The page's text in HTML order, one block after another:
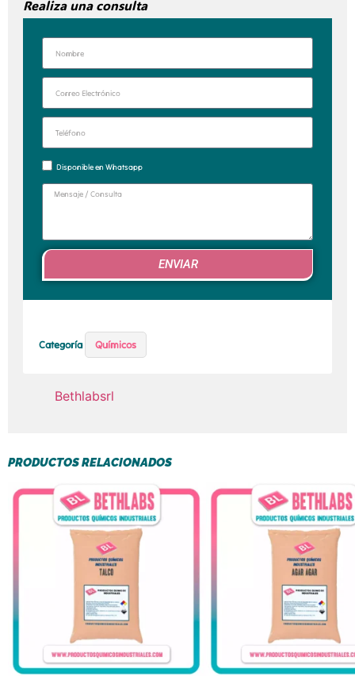
Realiza una consulta
Disponible en Whatsapp
ENVIAR
Categoría Químicos
Bethlabsrl
PRODUCTOS RELACIONADOS